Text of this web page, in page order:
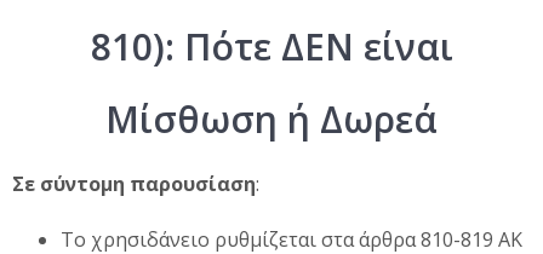
810): Πότε ΔΕΝ είναι
Μίσθωση ή Δωρεά
Σε σύντομη παρουσίαση:
Το χρησιδάνειο ρυθμίζεται στα άρθρα 810-819 ΑΚ